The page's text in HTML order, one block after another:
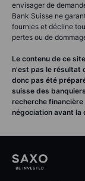
envisager de
Bank Suisse ne
fournies et décline
pertes ou de
Le contenu de ce
n'est pas le résultat
donc pas été
suisse des
recherche
négociation avant